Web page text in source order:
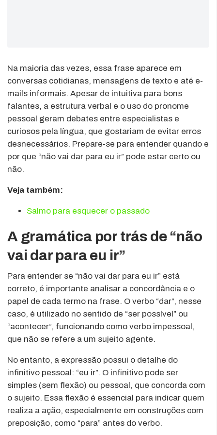
Na maioria das vezes, essa frase aparece em
conversas cotidianas, mensagens de texto e até e-
mails informais. Apesar de intuitiva para bons
falantes, a estrutura verbal e o uso do pronome
pessoal geram debates entre especialistas e
curiosos pela língua, que gostariam de evitar erros
desnecessários. Prepare-se para entender quando e
por que “não vai dar para eu ir” pode estar certo ou
não.
Veja também:
Salmo para esquecer o passado
A gramática por trás de “não
vai dar para eu ir”
Para entender se “não vai dar para eu ir” está
correto, é importante analisar a concordância e o
papel de cada termo na frase. O verbo “dar”, nesse
caso, é utilizado no sentido de “ser possível” ou
“acontecer”, funcionando como verbo impessoal,
que não se refere a um sujeito agente.
No entanto, a expressão possui o detalhe do
infinitivo pessoal: “eu ir”. O infinitivo pode ser
simples (sem flexão) ou pessoal, que concorda com
o sujeito. Essa flexão é essencial para indicar quem
realiza a ação, especialmente em construções com
preposição, como “para” antes do verbo.